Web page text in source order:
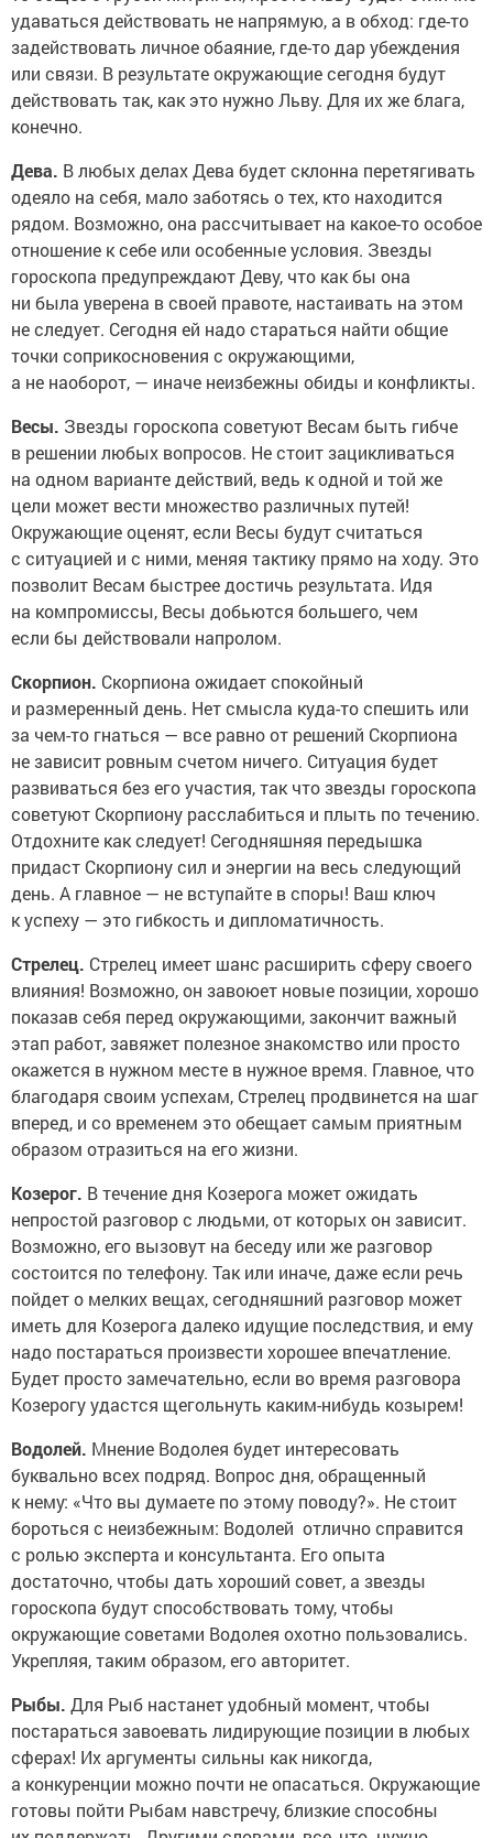
удаваться действовать не напрямую, а в обход: где-то
задействовать личное обаяние, где-то дар убеждения
или связи. В результате окружающие сегодня будут
действовать так, как это нужно Льву. Для их же блага,
конечно.
Дева. В любых делах Дева будет склонна перетягивать
одеяло на себя, мало заботясь о тех, кто находится
рядом. Возможно, она рассчитывает на какое-то особое
отношение к себе или особенные условия. Звезды
гороскопа предупреждают Деву, что как бы она
ни была уверена в своей правоте, настаивать на этом
не следует. Сегодня ей надо стараться найти общие
точки соприкосновения с окружающими,
а не наоборот, — иначе неизбежны обиды и конфликты.
Весы. Звезды гороскопа советуют Весам быть гибче
в решении любых вопросов. Не стоит зацикливаться
на одном варианте действий, ведь к одной и той же
цели может вести множество различных путей!
Окружающие оценят, если Весы будут считаться
с ситуацией и с ними, меняя тактику прямо на ходу. Это
позволит Весам быстрее достичь результата. Идя
на компромиссы, Весы добьются большего, чем
если бы действовали напролом.
Скорпион. Скорпиона ожидает спокойный
и размеренный день. Нет смысла куда-то спешить или
за чем-то гнаться — все равно от решений Скорпиона
не зависит ровным счетом ничего. Ситуация будет
развиваться без его участия, так что звезды гороскопа
советуют Скорпиону расслабиться и плыть по течению.
Отдохните как следует! Сегодняшняя передышка
придаст Скорпиону сил и энергии на весь следующий
день. А главное — не вступайте в споры! Ваш ключ
к успеху — это гибкость и дипломатичность.
Стрелец. Стрелец имеет шанс расширить сферу своего
влияния! Возможно, он завоюет новые позиции, хорошо
показав себя перед окружающими, закончит важный
этап работ, завяжет полезное знакомство или просто
окажется в нужном месте в нужное время. Главное, что
благодаря своим успехам, Стрелец продвинется на шаг
вперед, и со временем это обещает самым приятным
образом отразиться на его жизни.
Козерог. В течение дня Козерога может ожидать
непростой разговор с людьми, от которых он зависит.
Возможно, его вызовут на беседу или же разговор
состоится по телефону. Так или иначе, даже если речь
пойдет о мелких вещах, сегодняшний разговор может
иметь для Козерога далеко идущие последствия, и ему
надо постараться произвести хорошее впечатление.
Будет просто замечательно, если во время разговора
Козерогу удастся щегольнуть каким-нибудь козырем!
Водолей. Мнение Водолея будет интересовать
буквально всех подряд. Вопрос дня, обращенный
к нему: «Что вы думаете по этому поводу?». Не стоит
бороться с неизбежным: Водолей отлично справится
с ролью эксперта и консультанта. Его опыта
достаточно, чтобы дать хороший совет, а звезды
гороскопа будут способствовать тому, чтобы
окружающие советами Водолея охотно пользовались.
Укрепляя, таким образом, его авторитет.
Рыбы. Для Рыб настанет удобный момент, чтобы
постараться завоевать лидирующие позиции в любых
сферах! Их аргументы сильны как никогда,
а конкуренции можно почти не опасаться. Окружающие
готовы пойти Рыбам навстречу, близкие способны